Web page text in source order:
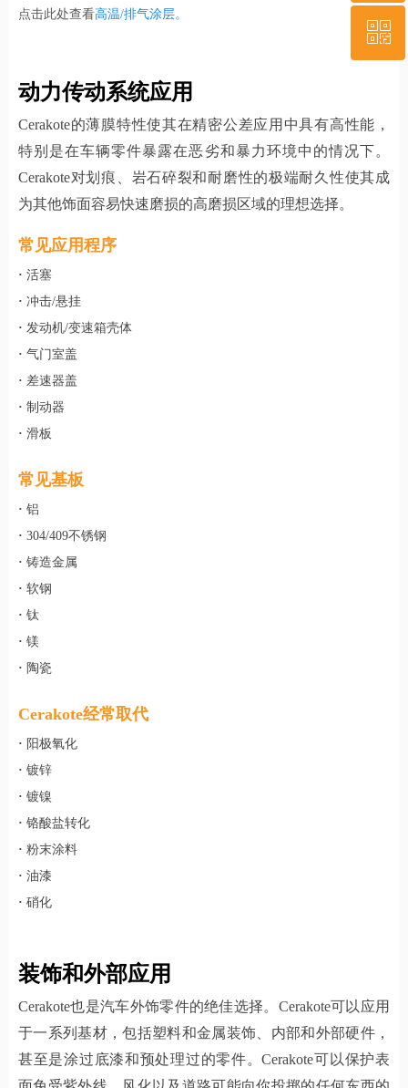
点击此处查看高温/排气涂层。
动力传动系统应用
Cerakote的薄膜特性使其在精密公差应用中具有高性能，
特别是在车辆零件暴露在恶劣和暴力环境中的情况下。
Cerakote对划痕、岩石碎裂和耐磨性的极端耐久性使其成
为其他饰面容易快速磨损的高磨损区域的理想选择。
常见应用程序
· 活塞
· 冲击/悬挂
· 发动机/变速箱壳体
· 气门室盖
· 差速器盖
· 制动器
· 滑板
常见基板
· 铝
· 304/409不锈钢
· 铸造金属
· 软钢
· 钛
· 镁
· 陶瓷
Cerakote经常取代
· 阳极氧化
· 镀锌
· 镀镍
· 铬酸盐转化
· 粉末涂料
· 油漆
· 硝化
装饰和外部应用
Cerakote也是汽车外饰零件的绝佳选择。Cerakote可以应用
于一系列基材，包括塑料和金属装饰、内部和外部硬件，
甚至是涂过底漆和预处理过的零件。Cerakote可以保护表
400-879-3341
ꀥ